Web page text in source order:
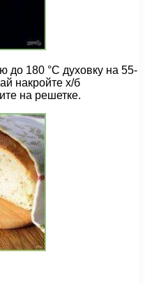
до 180 °С духовку на 55-
накройте х/б
на решетке.